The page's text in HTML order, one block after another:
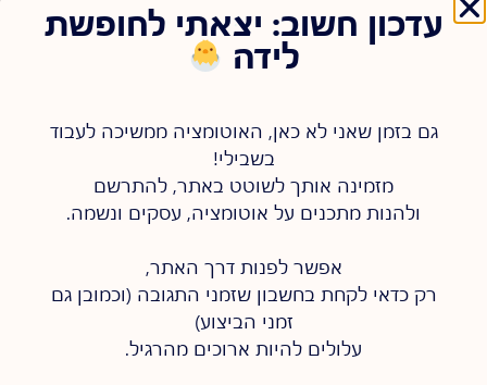
בלי לוגיסטיקה מעייפת?
עדכון חשוב: יצאתי לחופשת
לידה
גם בזמן שאני לא כאן, האוטומציה ממשיכה לעבוד
בשבילי!
מזמינה אותך לשוטט באתר, להתרשם
ולהנות מתכנים על אוטומציה, עסקים ונשמה.
אפשר לפנות דרך האתר,
רק כדאי לקחת בחשבון שזמני התגובה (וכמובן גם
זמני הביצוע)
עלולים להיות ארוכים מהרגיל.